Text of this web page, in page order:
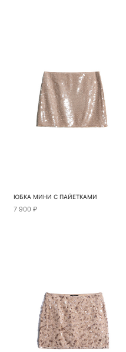
ЮБКА МИНИ С ПАЙЕТКАМИ
7 900 ₽